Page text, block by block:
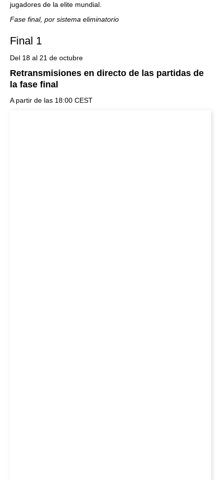
jugadores de la elite mundial.
Fase final, por sistema eliminatorio
Final 1
Del 18 al 21 de octubre
Retransmisiones en directo de las partidas de
la fase final
A partir de las 18:00 CEST